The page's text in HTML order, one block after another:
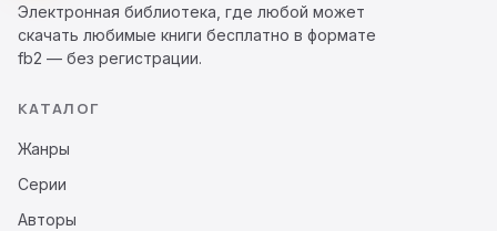
Электронная библиотека, где любой может
скачать любимые книги бесплатно в формате
fb2 — без регистрации.
КАТАЛОГ
Жанры
Серии
Авторы